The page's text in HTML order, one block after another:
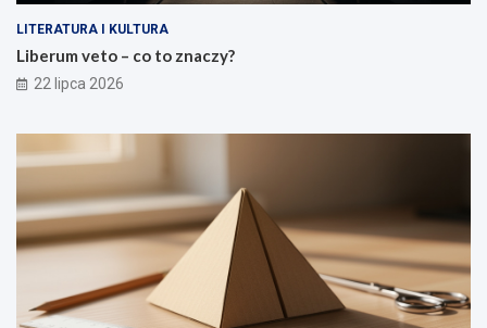
LITERATURA I KULTURA
Liberum veto – co to znaczy?
22 lipca 2026